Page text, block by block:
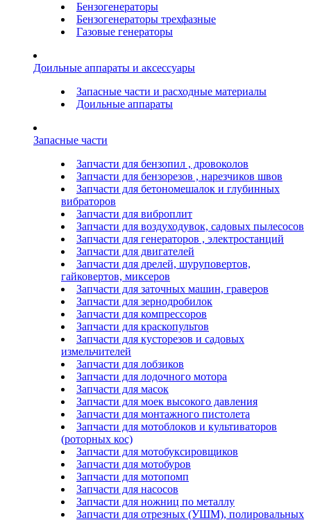
Бензогенераторы
Бензогенераторы трехфазные
Газовые генераторы
Доильные аппараты и аксессуары
Запасные части и расходные материалы
Доильные аппараты
Запасные части
Запчасти для бензопил , дровоколов
Запчасти для бензорезов , нарезчиков швов
Запчасти для бетономешалок и глубинных
вибраторов
Запчасти для виброплит
Запчасти для воздуходувок, садовых пылесосов
Запчасти для генераторов , электростанций
Запчасти для двигателей
Запчасти для дрелей, шуруповертов,
гайковертов, миксеров
Запчасти для заточных машин, граверов
Запчасти для зернодробилок
Запчасти для компрессоров
Запчасти для краскопультов
Запчасти для кусторезов и садовых
измельчителей
Запчасти для лобзиков
Запчасти для лодочного мотора
Запчасти для масок
Запчасти для моек высокого давления
Запчасти для монтажного пистолета
Запчасти для мотоблоков и культиваторов
(роторных кос)
Запчасти для мотобуксировщиков
Запчасти для мотобуров
Запчасти для мотопомп
Запчасти для насосов
Запчасти для ножниц по металлу
Запчасти для отрезных (УШМ), полировальных